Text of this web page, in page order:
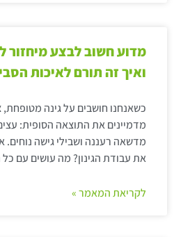
מדוע חשוב לבצע מיחזור
ואיך זה תורם לאיכות
כשאנחנו חושבים על גינה מטופחת,
מדמיינים את התוצאה הסופית:
מדשאה רעננה ושבילי גישה נוחים.
את עבודת הגינון? מה עושים עם
לקריאת המאמר »